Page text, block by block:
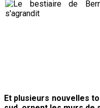
Et plusieurs nouvelles